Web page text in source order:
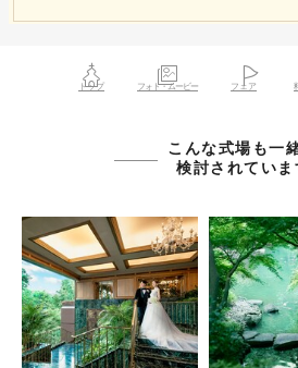
トップ フォト・ムービー フェア
こんな式場も一
検討されていま